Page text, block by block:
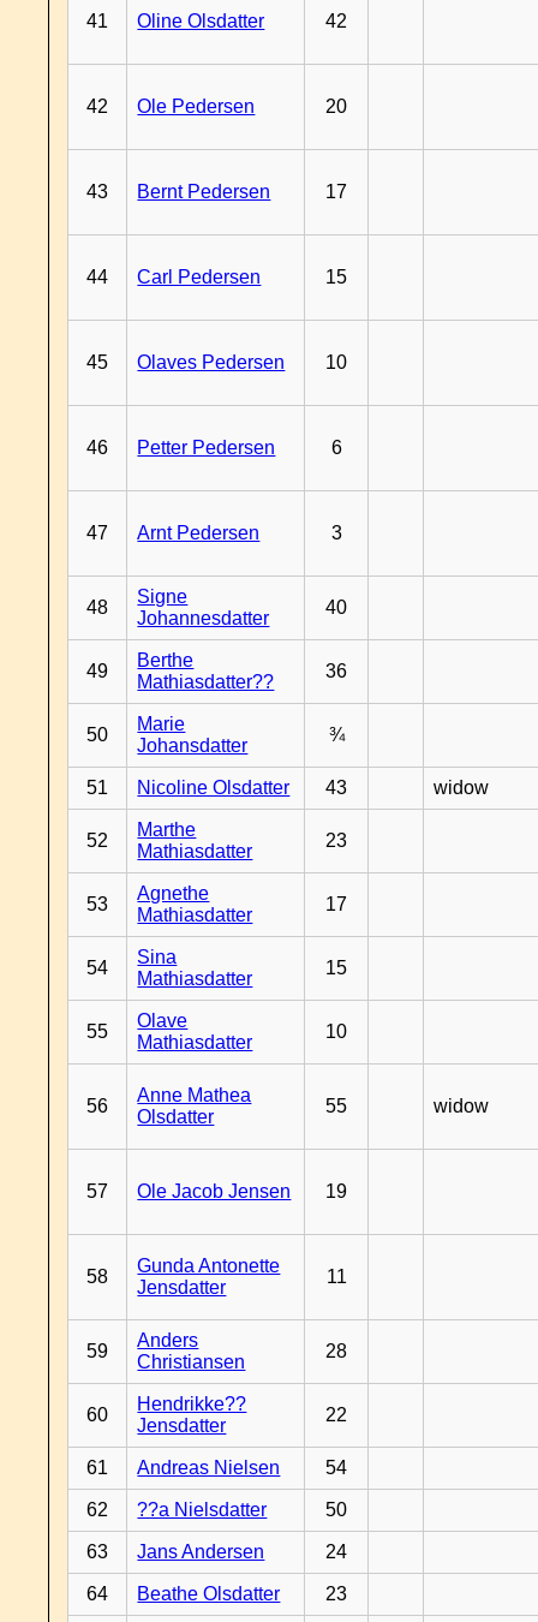
41 Oline Olsdatter 42
42 Ole Pedersen 20
43 Bernt Pedersen 17
44 Carl Pedersen 15
45 Olaves Pedersen 10
46 Petter Pedersen 6
47 Arnt Pedersen 3
48
Signe
Johannesdatter
40
49
Berthe
Mathiasdatter??
36
50
Marie
Johansdatter
¾
51 Nicoline Olsdatter 43 widow
52
Marthe
Mathiasdatter
23
53
Agnethe
Mathiasdatter
17
54
Sina
Mathiasdatter
15
55
Olave
Mathiasdatter
10
56
Anne Mathea
Olsdatter
55 widow
57 Ole Jacob Jensen 19
58
Gunda Antonette
Jensdatter
11
59
Anders
Christiansen
28
60
Hendrikke??
Jensdatter
22
61 Andreas Nielsen 54
62 ??a Nielsdatter 50
63 Jans Andersen 24
64 Beathe Olsdatter 23